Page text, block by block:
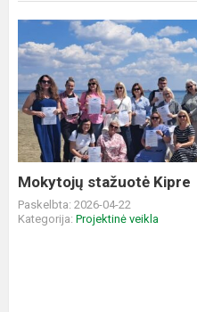
Mokytojų
stažuotė
Kipre
Mokytojų stažuotė Kipre
Paskelbta: 2026-04-22
Kategorija: Projektinė veikla